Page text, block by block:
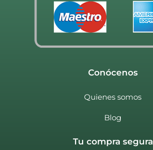
Conócenos
Quienes somos
Blog
Tu compra segura